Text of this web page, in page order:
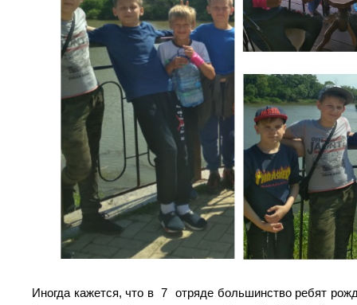
Иногда кажется, что в 7 отряде большинство ребят